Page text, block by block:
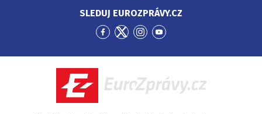
SLEDUJ EUROZPRÁVY.CZ
Přejít
Facebook
Přejít
Twitter
Přejít
Instagram
Přejít
YouTube
EuroZprávy.cz